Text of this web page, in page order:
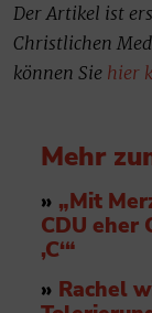
Der Artikel ist
Christlichen
können Sie hier
Mehr
» „Mit
CDU eher
‚C‘“
» Rachel